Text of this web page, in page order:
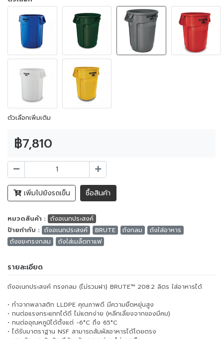
ตัวเลือกเพิ่มเติม
฿7,810
เพิ่มไปยังรถเข็น ซื้อสินค้า
หมวดสินค้า : ถังอเนกประสงค์
ป้ายกำกับ : ถังอเนกประสงค์ BRUTE ถังกลม
ถังใส่อาหาร
ถังขยะทรงกลม
ถังใส่เมล็ดกาแฟ
รายละเอียด
ถังอเนกประสงค์ ทรงกลม (ไม่รวมฝา) BRUTE™ 208.2 ลิตร ใส่อาหารได้
• ทำจากพลาสติก LLDPE คุณภาพดี มีความยืดหยุ่นสูง
• ทนต่อแรงกระแทกได้ดี ไม่แตกง่าย (หลีกเลี่ยงจากของมีคม)
• ทนต่ออุณหภูมิได้ตั้งแต่ -6°C ถึง 65°C
• ได้รับมาตราฐาน NSF สามารถสัมผัสอาหารได้โดยตรง